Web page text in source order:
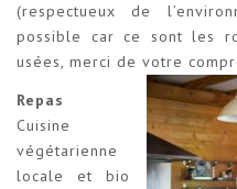
(respectueux de
possible car ce sont les
usées, merci de votre
Repas
Cuisine
végétarienne
locale et bio